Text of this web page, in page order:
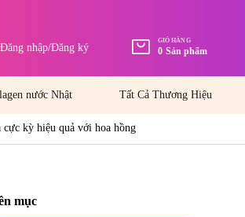
Đăng nhập/Đăng ký
GIỎ HÀNG
0 Sản phẩm
nước Nhật Tất Cả Thương Hiệu
cực kỳ hiệu quả với hoa hồng
mục